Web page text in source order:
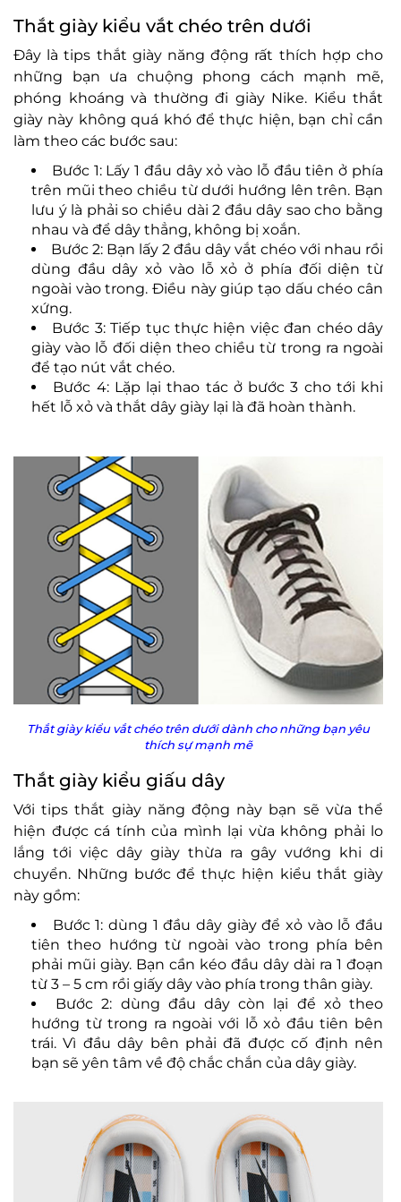
Thắt giày kiểu vắt chéo trên dưới
Đây là tips thắt giày năng động rất thích hợp cho
những bạn ưa chuộng phong cách mạnh mẽ,
phóng khoáng và thường đi giày Nike. Kiểu thắt
giày này không quá khó để thực hiện, bạn chỉ cần
làm theo các bước sau:
Bước 1: Lấy 1 đầu dây xỏ vào lỗ đầu tiên ở phía
trên mũi theo chiều từ dưới hướng lên trên. Bạn
lưu ý là phải so chiều dài 2 đầu dây sao cho bằng
nhau và để dây thẳng, không bị xoắn.
Bước 2: Bạn lấy 2 đầu dây vắt chéo với nhau rồi
dùng đầu dây xỏ vào lỗ xỏ ở phía đối diện từ
ngoài vào trong. Điều này giúp tạo dấu chéo cân
xứng.
Bước 3: Tiếp tục thực hiện việc đan chéo dây
giày vào lỗ đối diện theo chiều từ trong ra ngoài
để tạo nút vắt chéo.
Bước 4: Lặp lại thao tác ở bước 3 cho tới khi
hết lỗ xỏ và thắt dây giày lại là đã hoàn thành.
Thắt giày kiểu vắt chéo trên dưới dành cho những bạn yêu
thích sự mạnh mẽ
Thắt giày kiểu giấu dây
Với tips thắt giày năng động này bạn sẽ vừa thể
hiện được cá tính của mình lại vừa không phải lo
lắng tới việc dây giày thừa ra gây vướng khi di
chuyển. Những bước để thực hiện kiểu thắt giày
này gồm:
Bước 1: dùng 1 đầu dây giày để xỏ vào lỗ đầu
tiên theo hướng từ ngoài vào trong phía bên
phải mũi giày. Bạn cần kéo đầu dây dài ra 1 đoạn
từ 3 – 5 cm rồi giấy dây vào phía trong thân giày.
Bước 2: dùng đầu dây còn lại để xỏ theo
hướng từ trong ra ngoài với lỗ xỏ đầu tiên bên
trái. Vì đầu dây bên phải đã được cố định nên
bạn sẽ yên tâm về độ chắc chắn của dây giày.